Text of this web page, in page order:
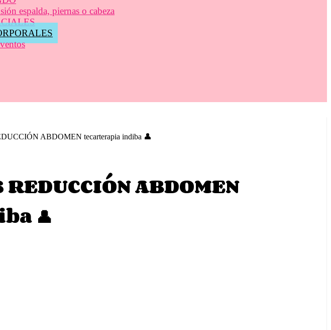
espalda, piernas o cabeza
ABDOMEN tecarterapia indiba 👤
REDUCCIÓN ABDOMEN
👤